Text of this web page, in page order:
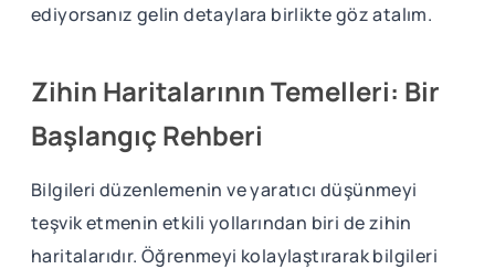
ediyorsanız gelin detaylara birlikte göz atalım.
Zihin Haritalarının Temelleri: Bir
Başlangıç Rehberi
Bilgileri düzenlemenin ve yaratıcı düşünmeyi
teşvik etmenin etkili yollarından biri de zihin
haritalarıdır. Öğrenmeyi kolaylaştırarak bilgileri